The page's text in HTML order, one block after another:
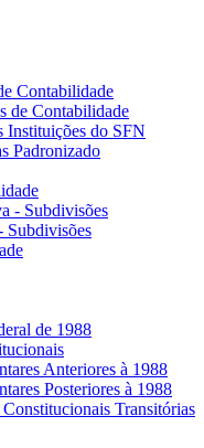
Contabilidade
de Contabilidade
Instituições do SFN
Padronizado
- Subdivisões
Subdivisões
de 1988
Anteriores à 1988
Posteriores à 1988
Transitórias